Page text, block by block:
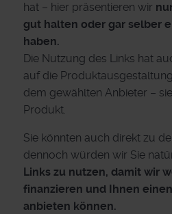
hat – hier präsentieren wir
gut halten oder gar selber
haben.
Die Nutzung des Links hat
auf die
dem gewählten Anbieter –
Produkt.
Sie könnten auch direkt zu
dennoch würden wir Sie
Links zu nutzen, damit wir
finanzieren und Ihnen
anbieten können.